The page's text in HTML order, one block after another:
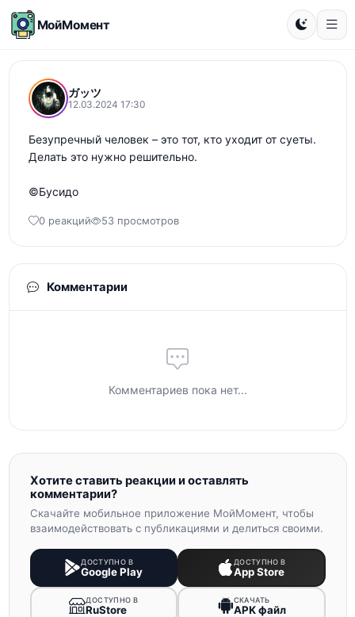
МойМомент
ガッツ
12.03.2024 17:30
Безупречный человек – это тот, кто уходит от суеты.
Делать это нужно решительно.
©Бусидо
0 реакций 53 просмотров
Комментарии
Комментариев пока нет...
Хотите ставить реакции и оставлять
комментарии?
Скачайте мобильное приложение МойМомент, чтобы
взаимодействовать с публикациями и делиться своими.
ДОСТУПНО В
Google Play
ДОСТУПНО В
App Store
ДОСТУПНО В
RuStore
СКАЧАТЬ
APK файл